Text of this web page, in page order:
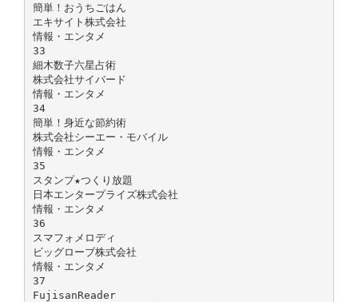
簡単！おうちごはん
エキサイト株式会社
情報・エンタメ
33
細木数子六星占術
株式会社サイバード
情報・エンタメ
34
簡単！身近な節約術
株式会社シーエー・モバイル
情報・エンタメ
35
スタンプ★つくり放題
日本エンタープライズ株式会社
情報・エンタメ
36
スマフォメロディ
ビッグローブ株式会社
情報・エンタメ
37
FujisanReader